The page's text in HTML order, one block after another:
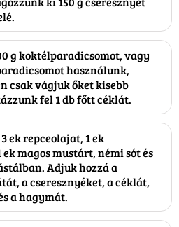
g koktélparadicsomot, vagy
használunk,
csak vágjuk őket kisebb
fel 1 db főtt céklát.
ek repceolajat, 1 ek
magos mustárt, némi sót és
Adjuk hozzá a
a cseresznyéket, a céklát,
a hagymát.